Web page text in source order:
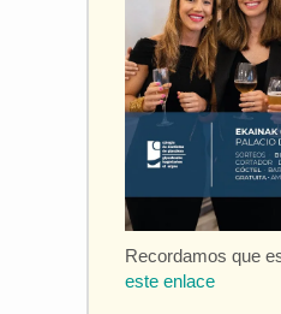
Recordamos que
este enlace